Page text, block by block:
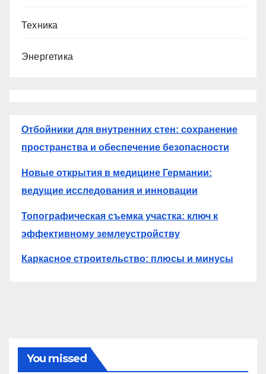
Техника
Энергетика
Отбойники для внутренних стен: сохранение
пространства и обеспечение безопасности
Новые открытия в медицине Германии:
ведущие исследования и инновации
Топографическая съемка участка: ключ к
эффективному землеустройству
Каркасное строительство: плюсы и минусы
You missed